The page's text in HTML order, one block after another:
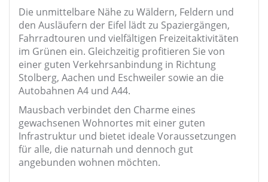
Die unmittelbare Nähe zu Wäldern, Feldern und
den Ausläufern der Eifel lädt zu Spaziergängen,
Fahrradtouren und vielfältigen Freizeitaktivitäten
im Grünen ein. Gleichzeitig profitieren Sie von
einer guten Verkehrsanbindung in Richtung
Stolberg, Aachen und Eschweiler sowie an die
Autobahnen A4 und A44.
Mausbach verbindet den Charme eines
gewachsenen Wohnortes mit einer guten
Infrastruktur und bietet ideale Voraussetzungen
für alle, die naturnah und dennoch gut
angebunden wohnen möchten.